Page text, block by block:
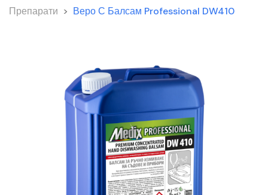
Препарати > Веро С Балсам Professional DW410